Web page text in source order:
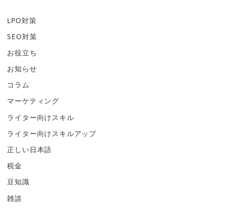
LPO対策
SEO対策
お役立ち
お知らせ
コラム
マーケティング
ライター向けスキル
ライター向けスキルアップ
正しい日本語
税金
豆知識
雑談